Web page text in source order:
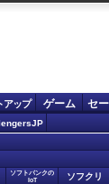
アップ ゲーム セ
ソフトバンクの
IoT
ソフクリ